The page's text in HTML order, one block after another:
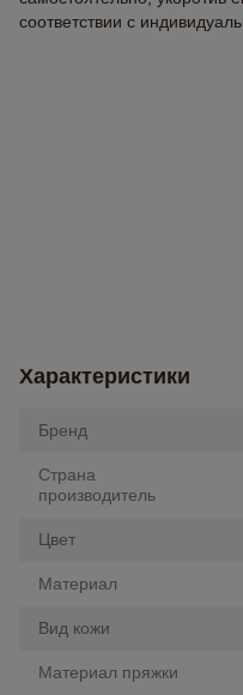
соответствии с
Характеристики
Бренд
Страна
производитель
Цвет
Материал
Вид кожи
Материал пряжки